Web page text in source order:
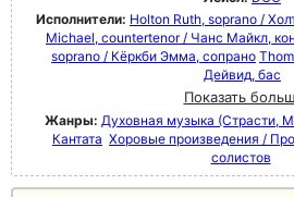
Исполнители: Holton Ruth, soprano /
Michael, countertenor / Чанс Майкл,
soprano / Кёркби Эмма, сопрано
Дейвид, бас
Показать
Жанры: Духовная музыка (Страсти,
Кантата Хоровые произведения /
солистов